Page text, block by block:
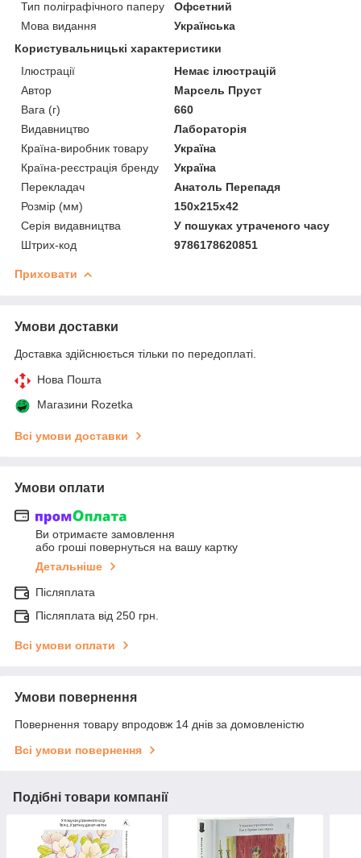
Тип поліграфічного паперу
Офсетний
Мова видання
Українська
Користувальницькі характеристики
Ілюстрації
Немає ілюстрацій
Автор
Марсель Пруст
Вага (г)
660
Видавництво
Лабораторія
Країна-виробник товару
Україна
Країна-реєстрація бренду
Україна
Перекладач
Анатоль Перепадя
Розмір (мм)
150х215х42
Серія видавництва
У пошуках утраченого часу
Штрих-код
9786178620851
Приховати
Умови доставки
Доставка здійснюється тільки по передоплаті.
Нова Пошта
Магазини Rozetka
Всі умови доставки
Умови оплати
Ви отримаєте замовлення
або гроші повернуться на вашу картку
Детальніше
Післяплата
Післяплата від 250 грн.
Всі умови оплати
Умови повернення
Повернення товару впродовж 14 днів за домовленістю
Всі умови повернення
Подібні товари компанії